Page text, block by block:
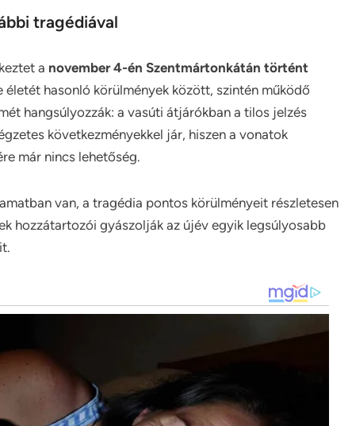
tragédiával
a november 4-én Szentmártonkátán történt
életét hasonló körülmények között, szintén működő
hangsúlyozzák: a vasúti átjárókban a tilos jelzés
következményekkel jár, hiszen a vonatok
már nincs lehetőség.
van, a tragédia pontos körülményeit részletesen
hozzátartozói gyászolják az újév egyik legsúlyosabb